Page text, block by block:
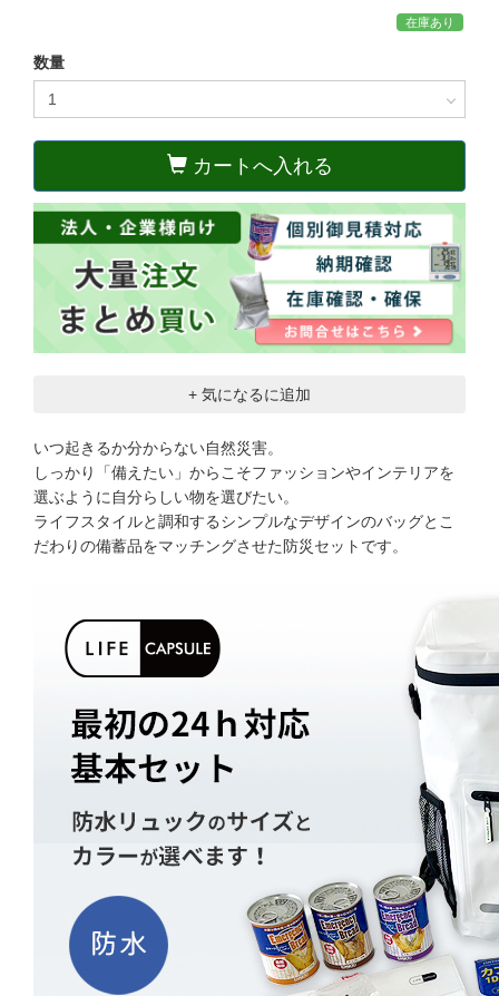
在庫あり
数量
カートへ入れる
+ 気になるに追加
いつ起きるか分からない自然災害。
しっかり「備えたい」からこそファッションやインテリアを
選ぶように自分らしい物を選びたい。
ライフスタイルと調和するシンプルなデザインのバッグとこ
だわりの備蓄品をマッチングさせた防災セットです。